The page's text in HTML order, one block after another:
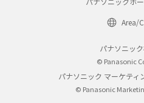
Area/
パナソニッ
© Panasonic
パナソニック マーケティ
© Panasonic